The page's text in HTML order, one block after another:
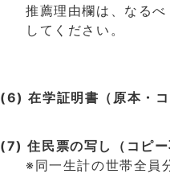
推薦理由欄は、なる
してください。
(6) 在学証明書（原本・コ
(7) 住民票の写し（コピー
※同一生計の世帯全員